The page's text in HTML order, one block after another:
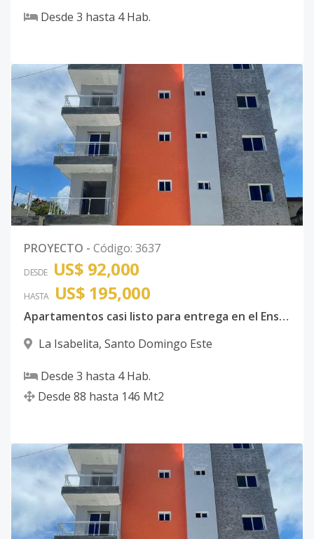
Desde 3 hasta 4Hab.
PROYECTO - Código: 3637
DESDE US$ 92,000
HASTA US$ 195,000
Apartamentos casi listo para entrega en el Ensanche Isabelita, Proximo a la Ave. España.
La Isabelita, Santo Domingo Este
Desde 3 hasta 4Hab.
Desde 88 hasta 146 Mt2